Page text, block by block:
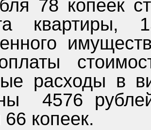
78 копеек
квартиры,
расходы в
4576
копеек.